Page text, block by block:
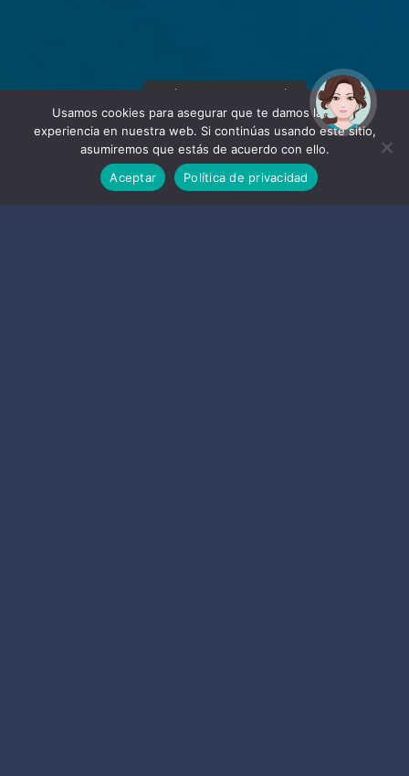
Usamos cookies para asegurar que te damos la mejor
experiencia en nuestra web. Si continúas usando este sitio,
asumiremos que estás de acuerdo con ello.
Aceptar
Política de privacidad
¡Hola! Soy Noy. ¿Puedo
ayudarte?